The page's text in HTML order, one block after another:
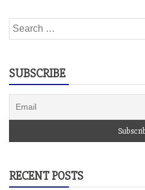
Search
for:
SUBSCRIBE
RECENT POSTS